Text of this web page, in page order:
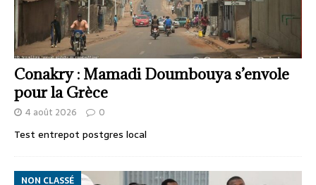
Conakry : Mamadi Doumbouya s’envole
pour la Grèce
4 août 2026 0
Test entrepot postgres local
NON CLASSÉ